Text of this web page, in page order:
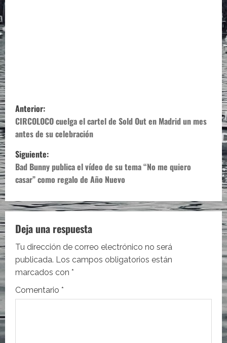
N
a
v
e
g
a
c
i
ó
n
Anterior:
CIRCOLOCO cuelga el cartel de Sold Out en Madrid un mes
antes de su celebración
Siguiente:
Bad Bunny publica el vídeo de su tema “No me quiero
casar” como regalo de Año Nuevo
Deja una respuesta
Tu dirección de correo electrónico no será
publicada. Los campos obligatorios están
marcados con *
Comentario *